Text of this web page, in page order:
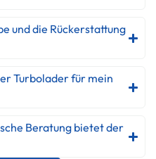
und die Rückerstattung
Turbolader für mein
Beratung bietet der